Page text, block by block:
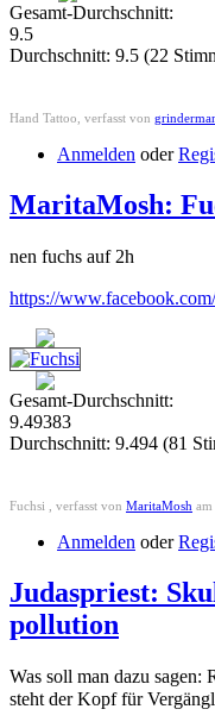
Gesamt-Durchschnitt:
9.5
Durchschnitt: 9.5 (22
Hand Tattoo, verfasst von
Anmelden oder
MaritaMosh:
nen fuchs auf 2h
https://
Gesamt-Durchschnitt:
9.49383
Durchschnitt: 9.494 (81
Fuchsi , verfasst von MaritaMosh
Anmelden oder
Judaspriest:
pollution
Was soll man dazu
steht der Kopf für